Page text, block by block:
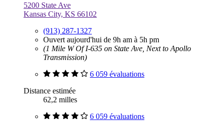
5200 State Ave
Kansas City, KS 66102
(913) 287-1327
Ouvert aujourd'hui de 9h am à 5h pm
(1 Mile W Of I-635 on State Ave, Next to Apollo
Transmission)
6 059 évaluations
Distance estimée
62,2 milles
6 059 évaluations